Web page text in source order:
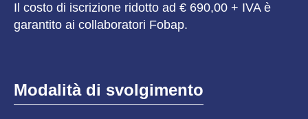
Il costo di iscrizione ridotto ad € 690,00 + IVA è
garantito ai collaboratori Fobap.
Modalità di svolgimento